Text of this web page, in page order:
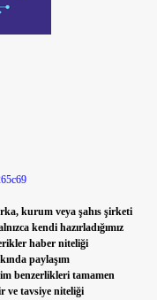
kurum veya şahıs şirketi
kendi hazırladığımız
haber niteliği
paylaşım
benzerlikleri tamamen
ve tavsiye niteliği